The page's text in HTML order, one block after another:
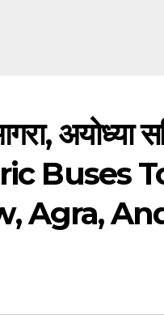
अयोध्या
Buses
Agra,